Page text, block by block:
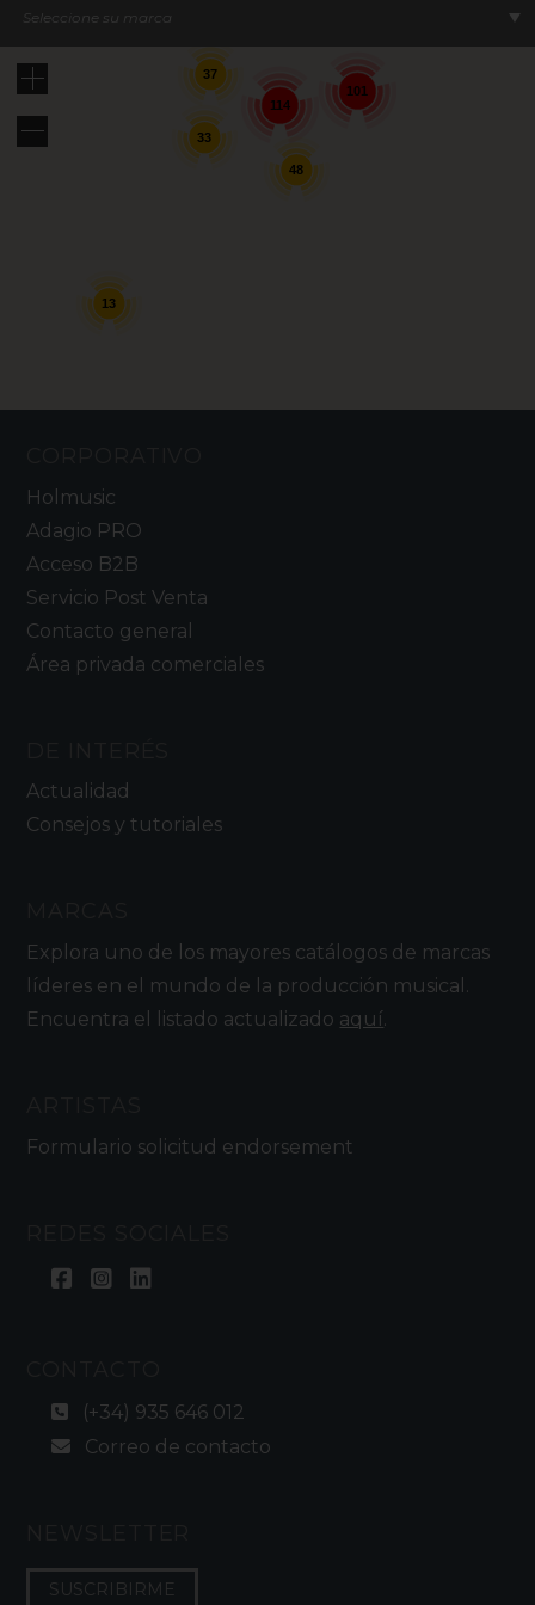
Seleccione su marca
114
101
13
33
37
48
Holmusic
Adagio PRO
Acceso B2B
Servicio Post Venta
Contacto general
Área privada comerciales
Actualidad
Consejos y tutoriales
Explora uno de los mayores catálogos de marcas
líderes en el mundo de la producción musical.
Encuentra el listado actualizado aquí.
Formulario solicitud endorsement
(+34) 935 646 012
Correo de contacto
SUSCRIBIRME